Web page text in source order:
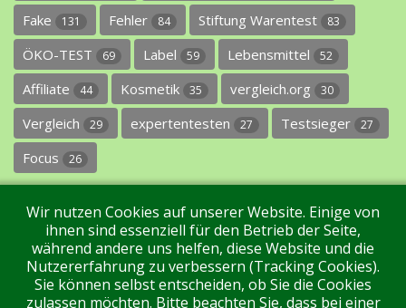
Fake 131 Fehler 84 Stiftung Warentest 83
ÖKO-TEST 69 Label 59 Lebensmittel 52
Affiliate 44 Kosmetik 35 vergleich.org 30
Vergleich 29 expertentesten 27 Testsieger 27
Focus 26
Impressum Datenschutz Über uns Kontakt
Wir nutzen Cookies auf unserer Website. Einige von
ihnen sind essenziell für den Betrieb der Seite,
während andere uns helfen, diese Website und die
Nutzererfahrung zu verbessern (Tracking Cookies).
Sie können selbst entscheiden, ob Sie die Cookies
zulassen möchten. Bitte beachten Sie, dass bei einer